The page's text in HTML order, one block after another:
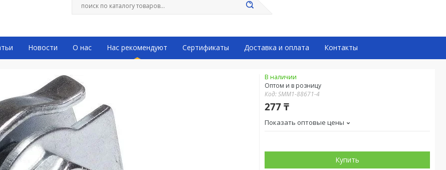
Новости О нас Нас рекомендуют Сертификаты Доставка и оплата Контакты
В наличии
Оптом и в розницу
Код:SMM1-88671-4
277 ₸
Показать оптовые цены
Купить